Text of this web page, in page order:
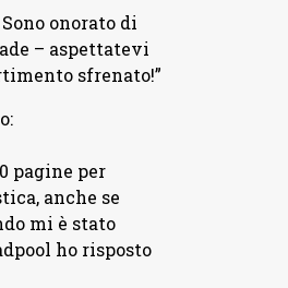
onorato di
– aspettatevi
sfrenato!”
pagine per
anche se
mi è stato
ho risposto